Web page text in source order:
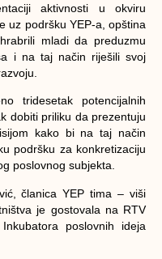
aktivnosti u okviru
uz podršku YEP-a, opština
mladi da preduzmu
i na taj način riješili svoj
tridesetak potencijalnih
dobiti priliku da prezentuju
kako bi na taj način
podršku za konkretizaciju
poslovnog subjekta.
članica YEP tima – viši
je gostovala na RTV
poslovnih ideja